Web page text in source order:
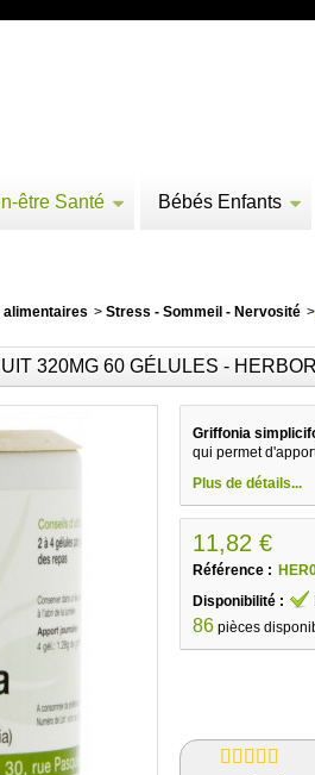
être Santé Bébés Enfants
> Stress - Sommeil - Nervosité >
320MG 60 GÉLULES -
Griffonia
qui permet
Plus de détails...
11,82 €
Référence :
Disponibilité :
86 pièces